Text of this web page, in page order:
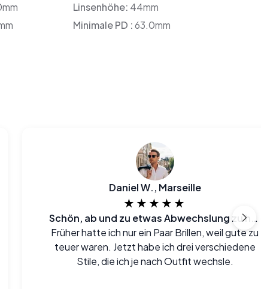
Linsenhöhe: 44mm
Minimale PD :63.0mm
Daniel W., Marseille
★★★★★
Schön, ab und zu etwas Abwechslung zu haben
Früher hatte ich nur ein Paar Brillen, weil gute zu
teuer waren. Jetzt habe ich drei verschiedene
Stile, die ich je nach Outfit wechsle.